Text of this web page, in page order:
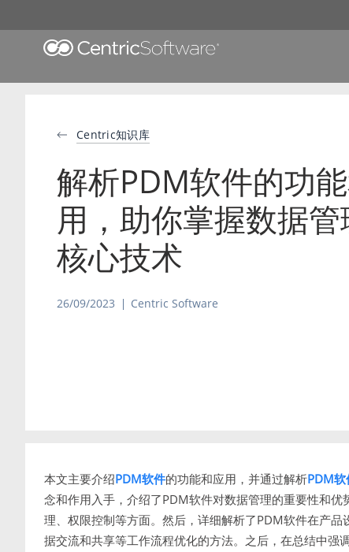
Centric知识库
解析PDM软件的功
用，助你掌握数据管
核心技术
26/09/2023 Centric Software
本文主要介绍PDM软件的功能和应用，并通过解析PDM软
念和作用入手，介绍了PDM软件对数据管理的重要性和
理、权限控制等方面。然后，详细解析了PDM软件在产
据交流和共享等工作流程优化的方法。之后，在总结中强